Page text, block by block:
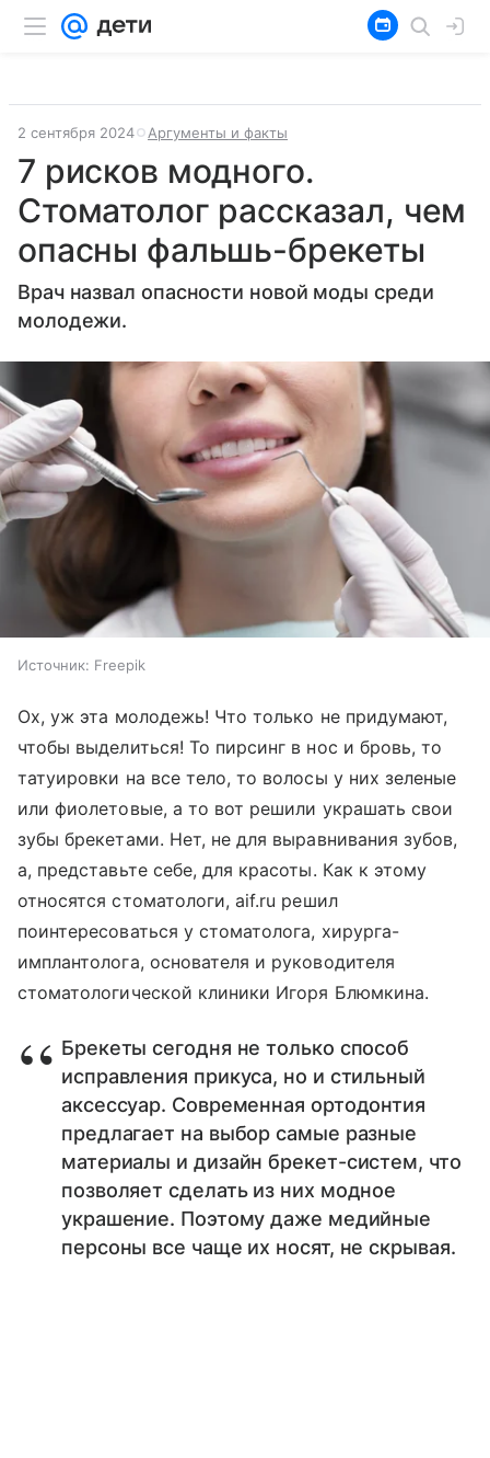
2 сентября 2024 Аргументы и факты
7 рисков модного.
Стоматолог рассказал, чем
опасны фальшь-брекеты
Врач назвал опасности новой моды среди
молодежи.
Источник: Freepik
Ох, уж эта молодежь! Что только не придумают,
чтобы выделиться! То пирсинг в нос и бровь, то
татуировки на все тело, то волосы у них зеленые
или фиолетовые, а то вот решили украшать свои
зубы брекетами. Нет, не для выравнивания зубов,
а, представьте себе, для красоты. Как к этому
относятся стоматологи, aif.ru решил
поинтересоваться у стоматолога, хирурга-
имплантолога, основателя и руководителя
стоматологической клиники Игоря Блюмкина.
Брекеты сегодня не только способ
исправления прикуса, но и стильный
аксессуар. Современная ортодонтия
предлагает на выбор самые разные
материалы и дизайн брекет-систем, что
позволяет сделать из них модное
украшение. Поэтому даже медийные
персоны все чаще их носят, не скрывая.